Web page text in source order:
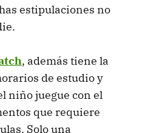
estipulaciones no
, además tiene la
de estudio y
niño juegue con el
que requiere
Solo una